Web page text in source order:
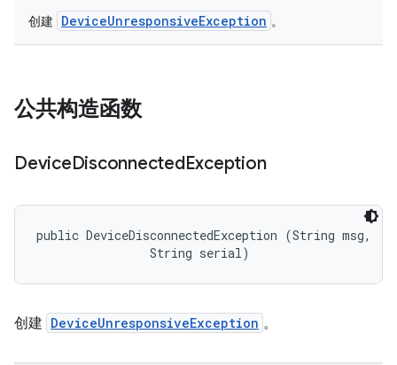
创建 DeviceUnresponsiveException 。
公共构造函数
DeviceDisconnectedException
public DeviceDisconnectedException (String msg,
                String serial)
创建 DeviceUnresponsiveException 。